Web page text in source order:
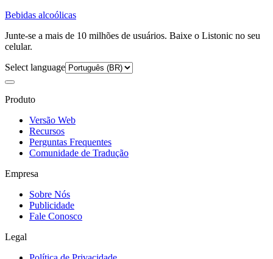
Bebidas alcoólicas
Junte-se a mais de 10 milhões de usuários. Baixe o Listonic no seu
celular.
Select language
Produto
Versão Web
Recursos
Perguntas Frequentes
Comunidade de Tradução
Empresa
Sobre Nós
Publicidade
Fale Conosco
Legal